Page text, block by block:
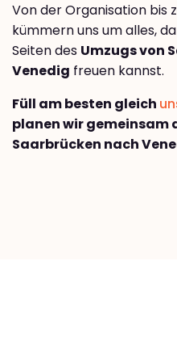
Von der Organisation bis
kümmern uns um alles,
Seiten des Umzugs von
Venedig freuen kannst.
Füll am besten gleich
planen wir gemeinsam
Saarbrücken nach